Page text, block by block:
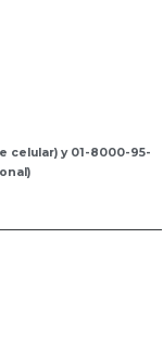
celular) y 01-8000-95-